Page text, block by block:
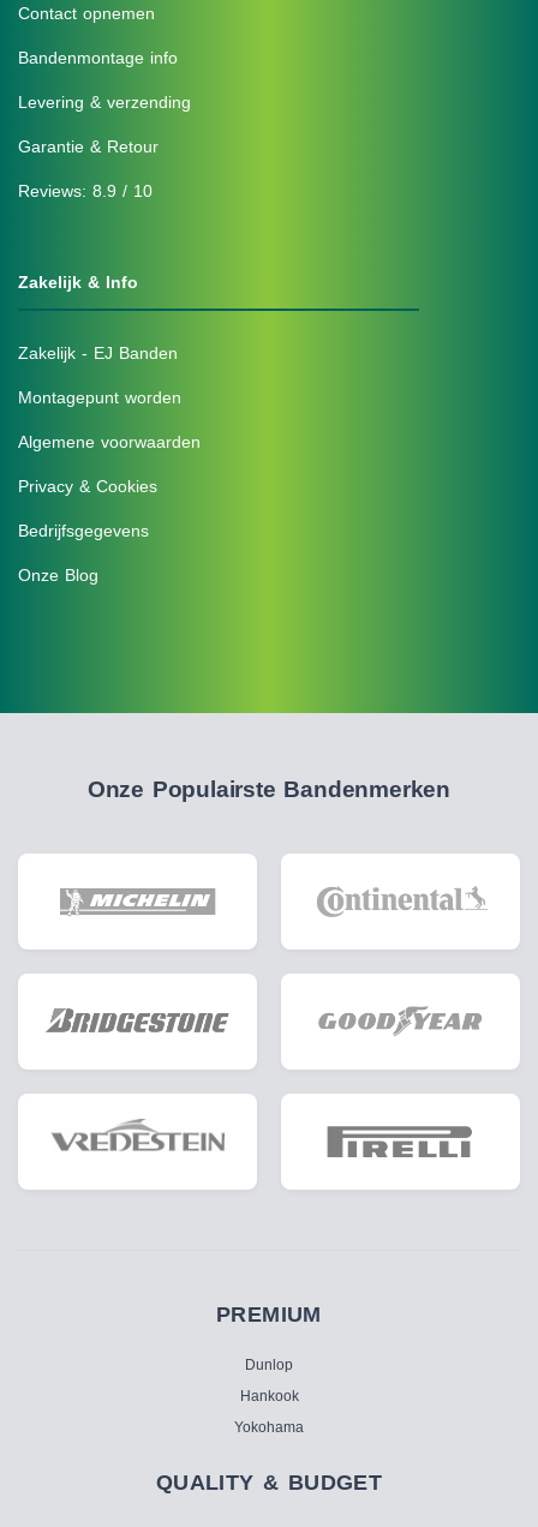
Contact opnemen
Bandenmontage info
Levering & verzending
Garantie & Retour
Reviews: 8.9 / 10
Zakelijk & Info
Zakelijk - EJ Banden
Montagepunt worden
Algemene voorwaarden
Privacy & Cookies
Bedrijfsgegevens
Onze Blog
Onze Populairste Bandenmerken
PREMIUM
Dunlop
Hankook
Yokohama
QUALITY & BUDGET